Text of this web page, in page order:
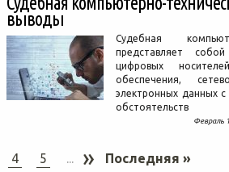
выводы
Судебная
представляет собой
цифровых
обеспечения,
электронных данных с
обстоятельств
Февраль
4 5 ... » Последняя »